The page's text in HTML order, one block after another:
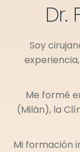
Dr.
Soy
Me formé
(Milán), la
Mi formación